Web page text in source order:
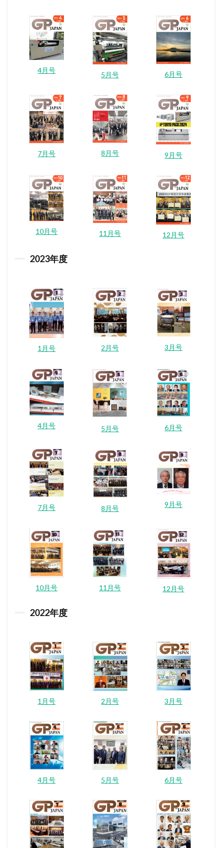
4月号
5月号 6月号
7月号 8月号 9月号
10月号 11月号 12月号
2023年度
1月号 2月号 3月号
4月号 5月号 6月号
7月号 8月号 9月号
10月号 11月号 12月号
2022年度
1月号 2月号 3月号
4月号 5月号 6月号